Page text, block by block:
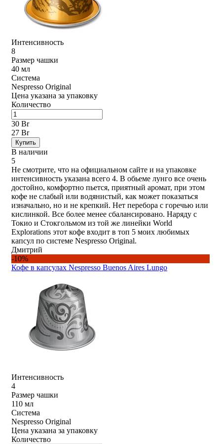
Интенсивность
8
Размер чашки
40 мл
Система
Nespresso Original
Цена указана за упаковку
Количество
30 Br
27 Br
Купить
В наличии
5
Не смотрите, что на официальном сайте и на упаковке
интенсивность указана всего 4. В обьеме лунго все очень
достойно, комфортно пьется, приятный аромат, при этом
кофе не слабый или водянистый, как может показаться
изначально, но и не крепкий. Нет перебора с горечью или
кислинкой. Все более менее сбалансировано. Наряду с
Токио и Стокгольмом из той же линейки World
Explorations этот кофе входит в топ 5 моих любимых
капсул по системе Nespresso Original.
Дмитрий
-10%
Кофе в капсулах Nespresso Buenos Aires Lungo​
Интенсивность
4
Размер чашки
110 мл
Система
Nespresso Original
Цена указана за упаковку
Количество